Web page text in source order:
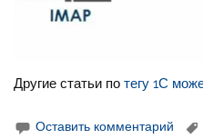
Другие статьи потегу 1С
Оставить комментарий